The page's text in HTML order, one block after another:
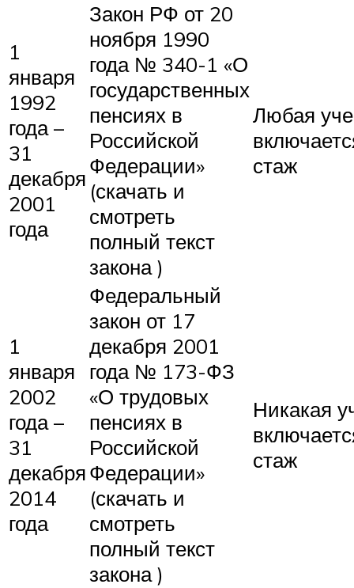
1
января
1992
года –
31
декабря
2001
года
Закон РФ от 20
ноября 1990
года № 340-1 «О
государственных
пенсиях в
Российской
Федерации»
(скачать и
смотреть
полный текст
закона )
Любая
стаж
1
января
2002
года –
31
декабря
2014
года
Федеральный
закон от 17
декабря 2001
года № 173-ФЗ
«О трудовых
пенсиях в
Российской
Федерации»
(скачать и
смотреть
полный текст
закона )
Никакая
стаж